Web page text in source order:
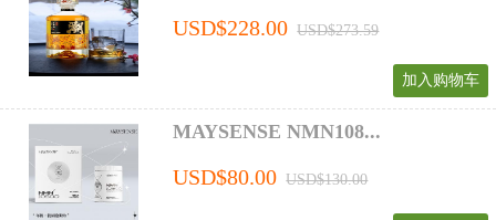
USD$228.00 USD$273.59
加入购物车
MAYSENSE NMN108...
USD$80.00 USD$130.00